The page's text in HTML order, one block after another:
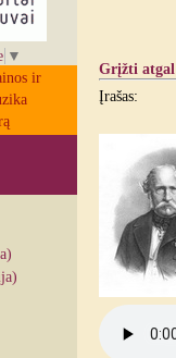
▼
ir
Grįžti atgal
Įrašas: